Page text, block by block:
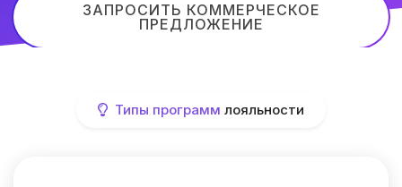
ЗАПРОСИТЬ КОММЕРЧЕСКОЕ
ПРЕДЛОЖЕНИЕ
Типы программ лояльности